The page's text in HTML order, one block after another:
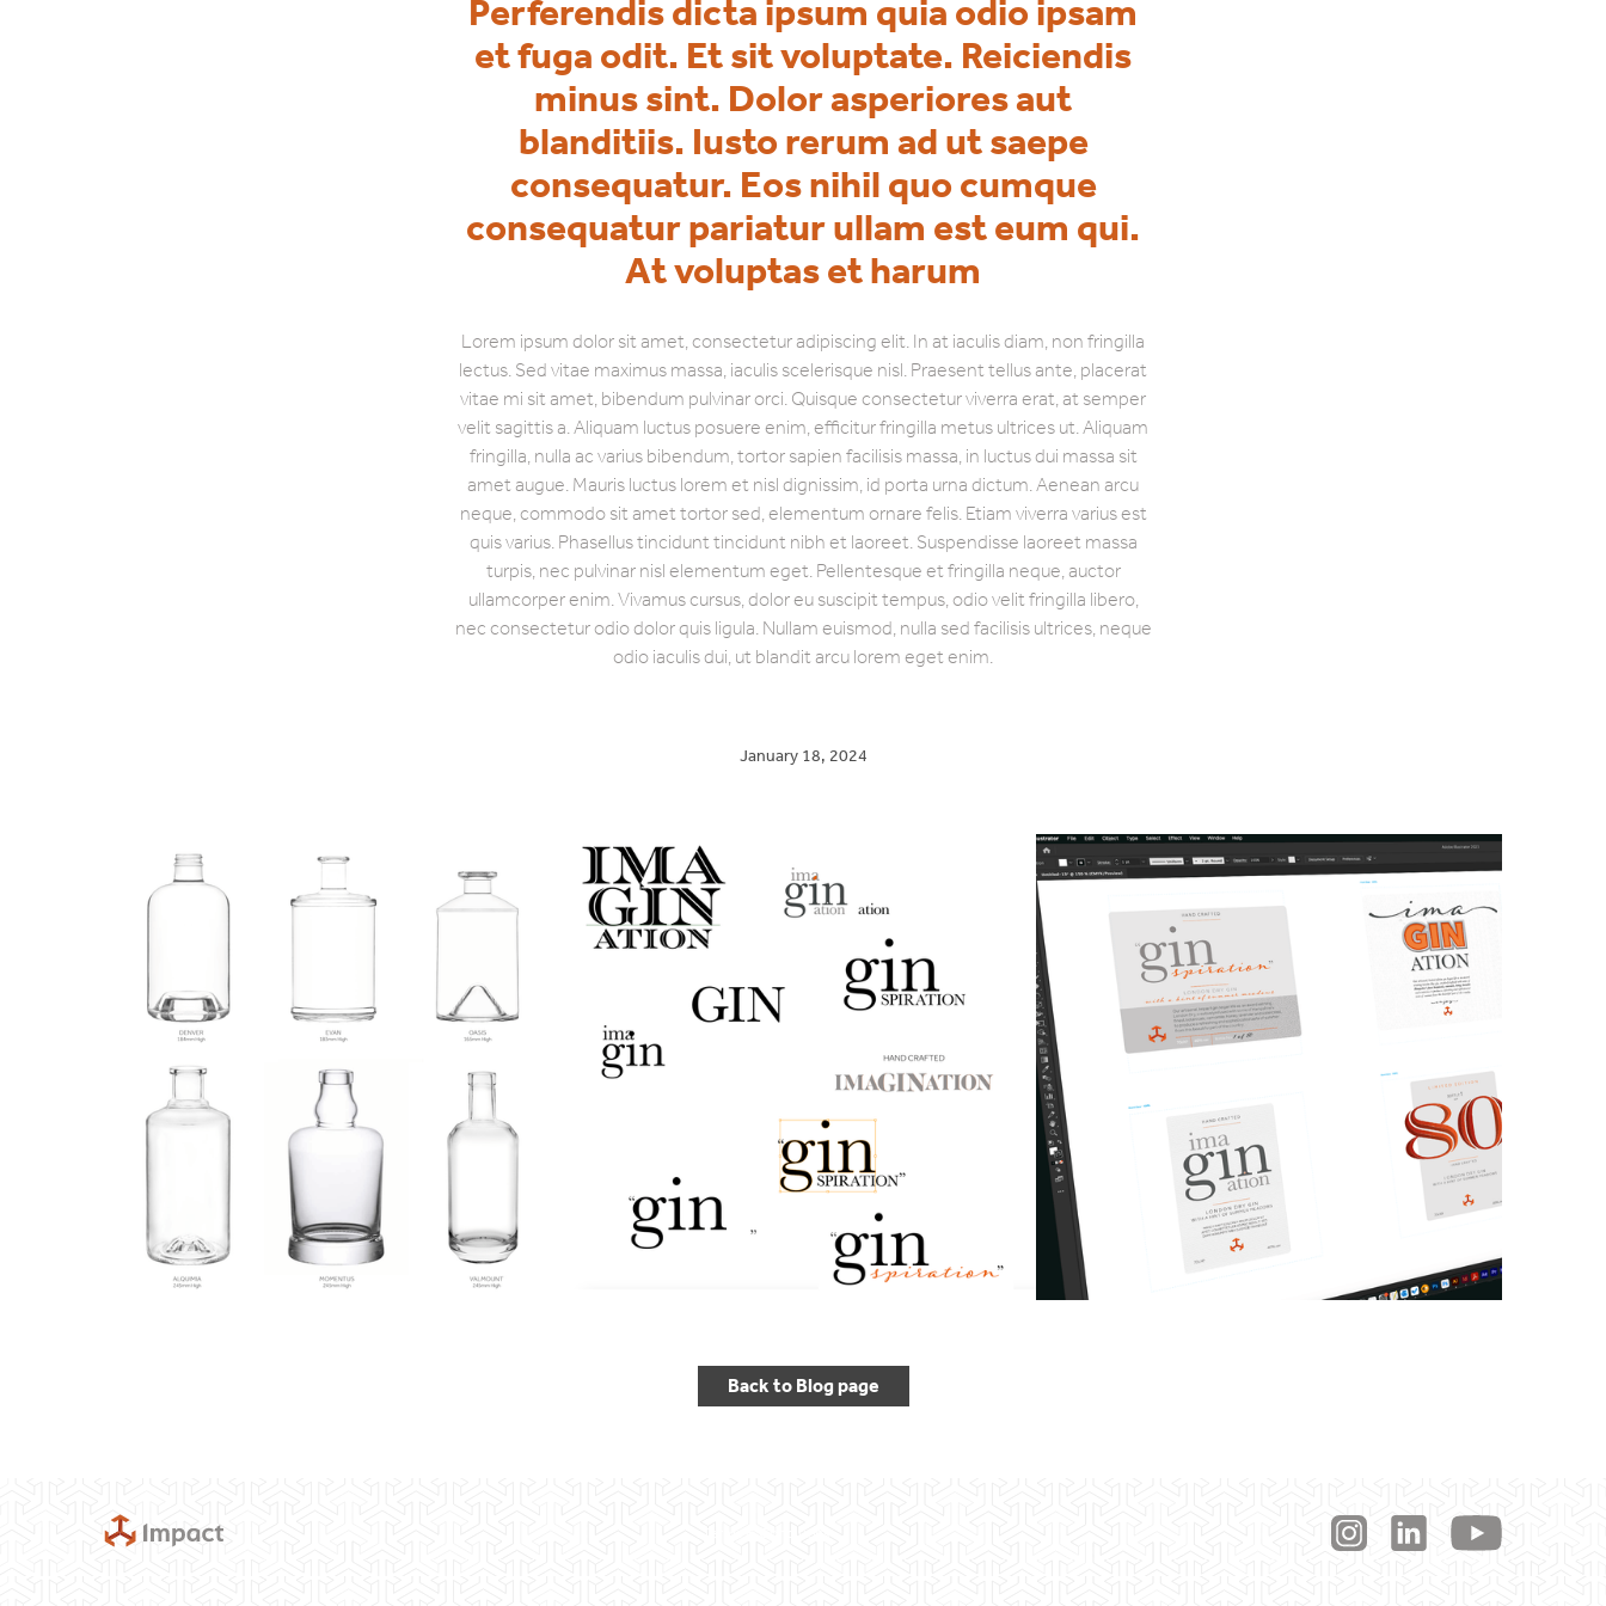
Perferendis dicta ipsum quia odio ipsam
et fuga odit. Et sit voluptate. Reiciendis
minus sint. Dolor asperiores aut
blanditiis. Iusto rerum ad ut saepe
consequatur. Eos nihil quo cumque
consequatur pariatur ullam est eum qui.
At voluptas et harum
Lorem ipsum dolor sit amet, consectetur adipiscing elit. In at iaculis diam, non fringilla
lectus. Sed vitae maximus massa, iaculis scelerisque nisl. Praesent tellus ante, placerat
vitae mi sit amet, bibendum pulvinar orci. Quisque consectetur viverra erat, at semper
velit sagittis a. Aliquam luctus posuere enim, efficitur fringilla metus ultrices ut. Aliquam
fringilla, nulla ac varius bibendum, tortor sapien facilisis massa, in luctus dui massa sit
amet augue. Mauris luctus lorem et nisl dignissim, id porta urna dictum. Aenean arcu
neque, commodo sit amet tortor sed, elementum ornare felis. Etiam viverra varius est
quis varius. Phasellus tincidunt tincidunt nibh et laoreet. Suspendisse laoreet massa
turpis, nec pulvinar nisl elementum eget. Pellentesque et fringilla neque, auctor
ullamcorper enim. Vivamus cursus, dolor eu suscipit tempus, odio velit fringilla libero,
nec consectetur odio dolor quis ligula. Nullam euismod, nulla sed facilisis ultrices, neque
odio iaculis dui, ut blandit arcu lorem eget enim.
January 18, 2024
Back to Blog page